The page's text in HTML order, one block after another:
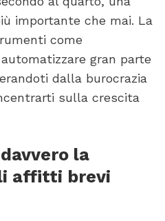
importante che mai. La
come
gran parte
dalla burocrazia
sulla crescita
la
affitti brevi